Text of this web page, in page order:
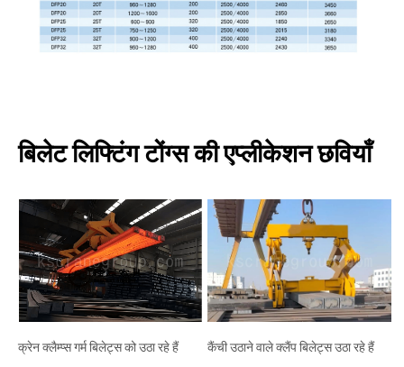
बिलेट लिफ्टिंग टोंग्स की एप्लीकेशन छवियाँ
क्रेन क्लैम्प्स गर्म बिलेट्स को उठा रहे हैं कैंची उठाने वाले क्लैंप बिलेट्स उठा रहे हैं